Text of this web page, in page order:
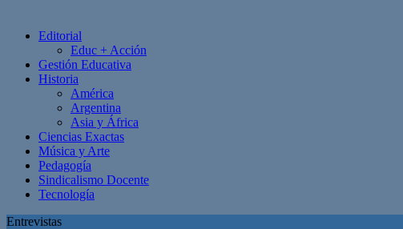
Editorial
Educ + Acción
Gestión Educativa
Historia
América
Argentina
Asia y África
Ciencias Exactas
Música y Arte
Pedagogía
Sindicalismo Docente
Tecnología
Entrevistas